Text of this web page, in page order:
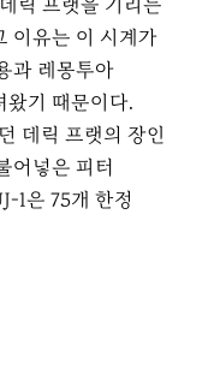
릭 프랫을 기리는
이유는 이 시계가
과 레몽투아
왔기 때문이다.
데릭 프랫의 장인
어넣은 피터
1은 75개 한정